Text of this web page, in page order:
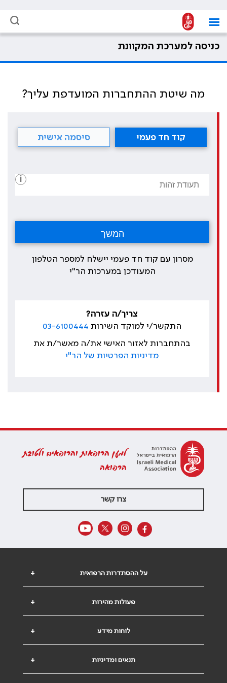
כניסה למערכת המקוונת
מה שיטת ההתחברות המועדפת עליך?
קוד חד פעמי סיסמה אישית
i
מסרון עם קוד חד פעמי יישלח למספר הטלפון
המעודכן במערכות הר"י
צריך/ה עזרה?
התקשר/י למוקד השירות 03-6100444
בהתחברות לאזור האישי את/ה מאשר/ת את
מדיניות הפרטיות של הר"י
למען הרופאות והרופאים ולטובת
הרפואה
צרו קשר
+ על ההסתדרות הרפואית
+ פעולות מהירות
+ לוחות מידע
+ תנאים ומדיניות